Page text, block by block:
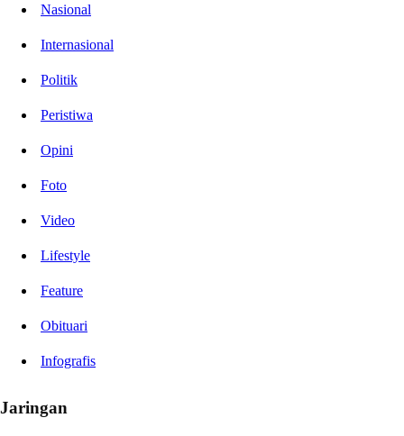
Nasional
Internasional
Politik
Peristiwa
Opini
Foto
Video
Lifestyle
Feature
Obituari
Infografis
Jaringan